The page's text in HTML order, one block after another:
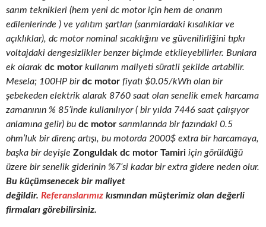
sarım teknikleri (hem yeni dc motor için hem de onarım
edilenlerinde ) ve yalıtım şartları (sarımlardaki kısalıklar ve
açıklıklar), dc motor nominal sıcaklığını ve güvenilirliğini tıpkı
voltajdaki dengesizlikler benzer biçimde etkileyebilirler. Bunlara
ek olarak dc motor kullanım maliyeti süratli şekilde artabilir.
Mesela; 100HP birdc motor fiyatı $0.05/kWh olan bir
şebekeden elektrik alarak 8760 saat olan senelik emek harcama
zamanının % 85’inde kullanılıyor ( bir yılda 7446 saat çalışıyor
anlamına gelir) bu dc motor sarımlarında bir fazındaki 0.5
ohm’luk bir direnç artışı, bu motorda 2000$ extra bir harcamaya,
başka bir deyişle Zonguldak dc motor Tamiri için görüldüğü
üzere bir senelik giderinin %7’si kadar bir extra gidere neden olur.
Bu küçümsenecek bir maliyet
değildir. Referanslarımız kısmından müşterimiz olan değerli
firmaları görebilirsiniz.